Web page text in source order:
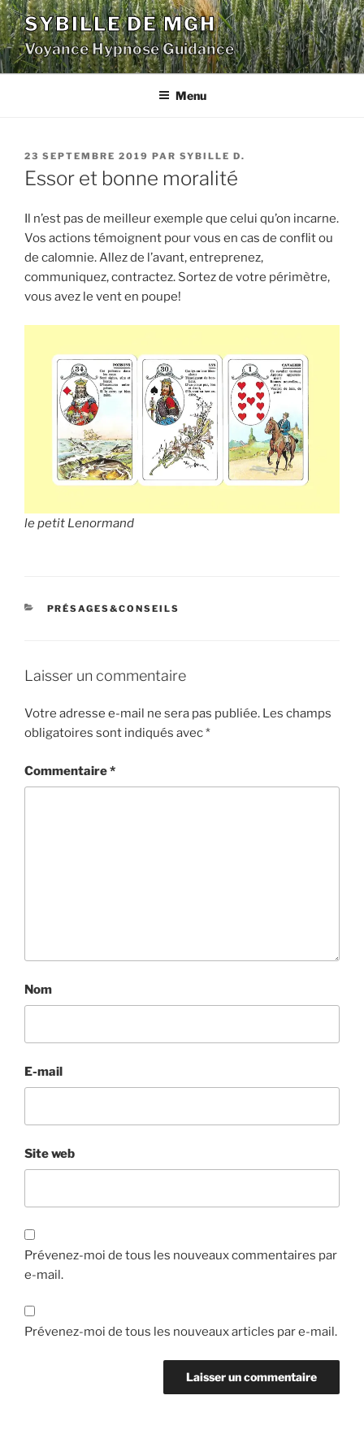
Aller
au
contenu
principal
SYBILLE DE MGH
Voyance Hypnose Guidance
Menu
PUBLIÉ
LE
23 SEPTEMBRE 2019 PAR SYBILLE D.
Essor et bonne moralité
Il n’est pas de meilleur exemple que celui qu’on incarne.
Vos actions témoignent pour vous en cas de conflit ou
de calomnie. Allez de l’avant, entreprenez,
communiquez, contractez. Sortez de votre périmètre,
vous avez le vent en poupe!
le petit Lenormand
CATÉGORIES
PRÉSAGES&CONSEILS
Laisser un commentaire
Votre adresse e-mail ne sera pas publiée. Les champs
obligatoires sont indiqués avec*
Commentaire*
Nom
E-mail
Site web
Prévenez-moi de tous les nouveaux commentaires par
e-mail.
Prévenez-moi de tous les nouveaux articles par e-mail.